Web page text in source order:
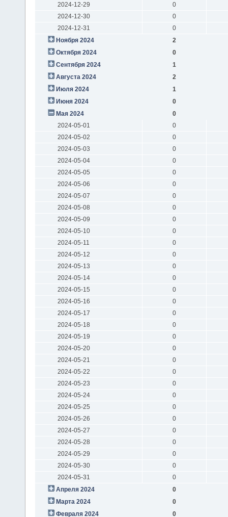
2024-12-29
0
2024-12-30
0
2024-12-31
0
Ноября 2024
2
Октября 2024
0
Сентября 2024
1
Августа 2024
2
Июля 2024
1
Июня 2024
0
Мая 2024
0
2024-05-01
0
2024-05-02
0
2024-05-03
0
2024-05-04
0
2024-05-05
0
2024-05-06
0
2024-05-07
0
2024-05-08
0
2024-05-09
0
2024-05-10
0
2024-05-11
0
2024-05-12
0
2024-05-13
0
2024-05-14
0
2024-05-15
0
2024-05-16
0
2024-05-17
0
2024-05-18
0
2024-05-19
0
2024-05-20
0
2024-05-21
0
2024-05-22
0
2024-05-23
0
2024-05-24
0
2024-05-25
0
2024-05-26
0
2024-05-27
0
2024-05-28
0
2024-05-29
0
2024-05-30
0
2024-05-31
0
Апреля 2024
0
Марта 2024
0
Февраля 2024
0